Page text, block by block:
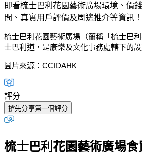
即看梳士巴利花園藝術廣場環境、價
間、真實用戶評價及周邊推介等資訊！
梳士巴利花園藝術廣場（簡稱「 梳士巴利
士巴利道，是康樂及文化事務處轄下的設
圖片來源：CCIDAHK
評分
搶先分享第一個評分
梳士巴利花園藝術廣場食